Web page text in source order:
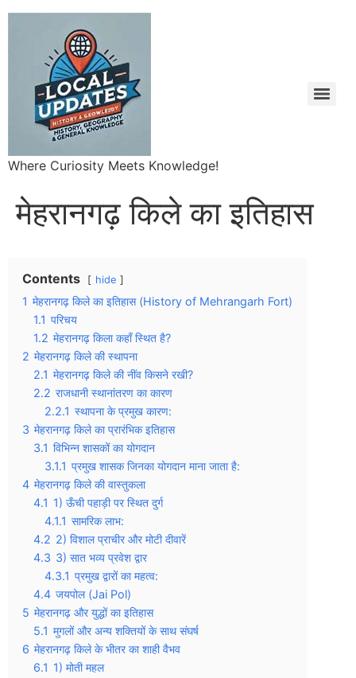
Where Curiosity Meets Knowledge!
मेहरानगढ़ किले का इतिहास
Contents hide
1 मेहरानगढ़ किले का इतिहास (History of Mehrangarh Fort)
1.1 परिचय
1.2 मेहरानगढ़ किला कहाँ स्थित है?
2 मेहरानगढ़ किले की स्थापना
2.1 मेहरानगढ़ किले की नींव किसने रखी?
2.2 राजधानी स्थानांतरण का कारण
2.2.1 स्थापना के प्रमुख कारण:
3 मेहरानगढ़ किले का प्रारंभिक इतिहास
3.1 विभिन्न शासकों का योगदान
3.1.1 प्रमुख शासक जिनका योगदान माना जाता है:
4 मेहरानगढ़ किले की वास्तुकला
4.1 1) ऊँची पहाड़ी पर स्थित दुर्ग
4.1.1 सामरिक लाभ:
4.2 2) विशाल प्राचीर और मोटी दीवारें
4.3 3) सात भव्य प्रवेश द्वार
4.3.1 प्रमुख द्वारों का महत्व:
4.4 जयपोल (Jai Pol)
5 मेहरानगढ़ और युद्धों का इतिहास
5.1 मुगलों और अन्य शक्तियों के साथ संघर्ष
6 मेहरानगढ़ किले के भीतर का शाही वैभव
6.1 1) मोती महल